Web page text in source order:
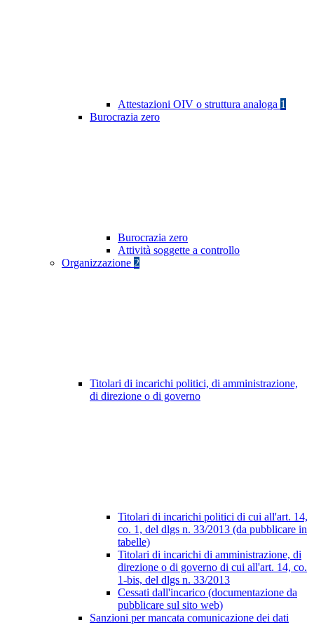
Attestazioni OIV o struttura analoga 1
Burocrazia zero
Burocrazia zero
Attività soggette a controllo
Organizzazione 2
Titolari di incarichi politici, di amministrazione,
di direzione o di governo
Titolari di incarichi politici di cui all'art. 14,
co. 1, del dlgs n. 33/2013 (da pubblicare in
tabelle)
Titolari di incarichi di amministrazione, di
direzione o di governo di cui all'art. 14, co.
1-bis, del dlgs n. 33/2013
Cessati dall'incarico (documentazione da
pubblicare sul sito web)
Sanzioni per mancata comunicazione dei dati